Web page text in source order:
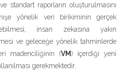
standart raporların oluşturulmasını
yönelik veri birikiminin gerçek
insan zekasına yakın
ve geleceğe yönelik tahminlerde
madenciliğinin (VM) içerdiği yeni
gerekmektedir.